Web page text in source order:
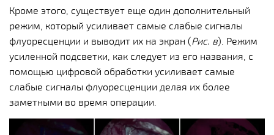
Кроме этого, существует еще один дополнительный
режим, который усиливает самые слабые сигналы
флуоресценции и выводит их на экран (Рис. в). Режим
усиленной подсветки, как следует из его названия, с
помощью цифровой обработки усиливает самые
слабые сигналы флуоресценции делая их более
заметными во время операции.